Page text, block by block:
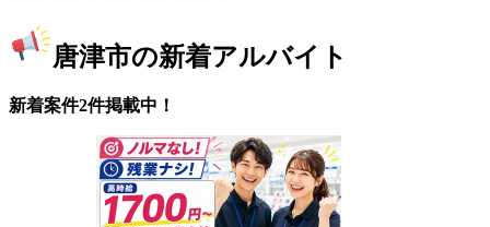
唐津市の新着アルバイト
新着案件2件掲載中！